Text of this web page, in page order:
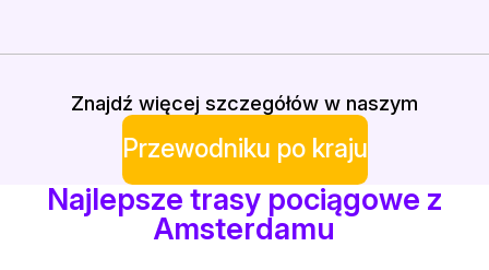
Znajdź więcej szczegółów w naszym
Przewodniku po kraju
Najlepsze trasy pociągowe z
Amsterdamu